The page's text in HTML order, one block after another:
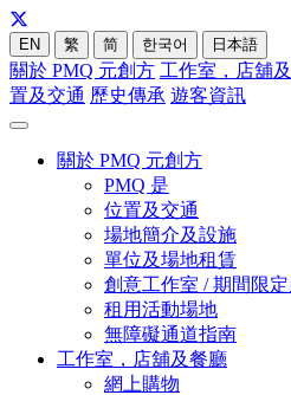
EN 繁 简 한국어 日本語
關於 PMQ 元創方 工作室，店舖
置及交通 歷史傳承 遊客資訊
關於 PMQ 元創方
PMQ 是
位置及交通
場地簡介及設施
單位及場地租賃
創意工作室 / 期間限
租用活動場地
無障礙通道指南
工作室，店舖及餐廳
網上購物